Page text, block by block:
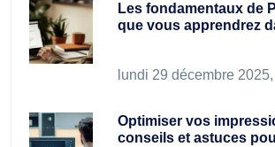
Les fondamentaux de
que vous apprendrez
lundi 29 décembre
Optimiser vos
conseils et astuces